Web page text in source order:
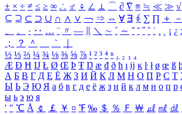
± × ÷ ≠ ≤ ≥ ∞ ∴ ♂ ♀ ∠ ⊥ ⌒ ∂ ∇ ≡ ≒ ≪ ≫ √
⊆ ⊇ ⊂ ⊃ ∪ ∩ ∧ ∨ ￢ ⇒ ⇔ ∀ ∃ ∮ ∑ ∏ ＋ －
、
。 · ‥ … ¨ 〃 ― ＼ ∼ ´ ～ ˇ ˘ ˝ ˚ ˙ ¸ ¡ ¿ ː
；
？ ＾ ｀
½ ⅓ ⅔ ¼ ¾ ⅛ ⅜ ⅝ ⅞ ¹ ² ³ ⁴ ⁿ ₁ ₂ ₃ ₄
Æ Ð Ħ Ĳ Ł Ø Œ Þ Ŧ Ŋ æ đ ð ħ ı ĳ ĸ ŀ ł ø œ ß
А Б В Г Д Е Ё Ж З И Й К Л М Н О П Р С Т
Ы Ь Э Ю Я а б в г д е ё ж з и й к л м н о п р
ы ь э ю я
′ ″ ℃ Å ￠ ￡ ￥ ¤ ℉ ‰ ＄ ％ Ｆ ￦ ㎕ ㎖ ㎗